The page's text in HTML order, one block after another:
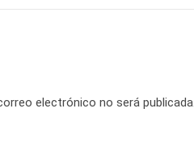
electrónico no será publicada.